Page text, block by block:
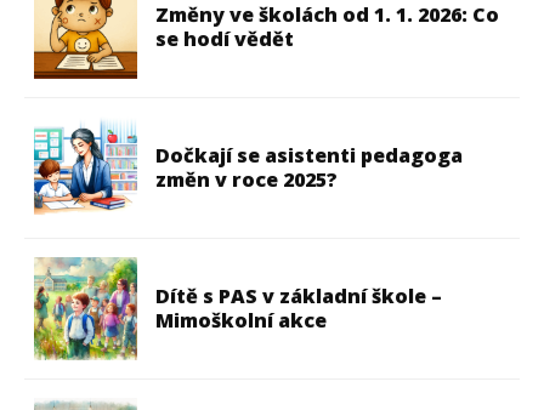
Změny ve školách od 1. 1. 2026: Co
se hodí vědět
Dočkají se asistenti pedagoga
změn v roce 2025?
Dítě s PAS v základní škole –
Mimoškolní akce